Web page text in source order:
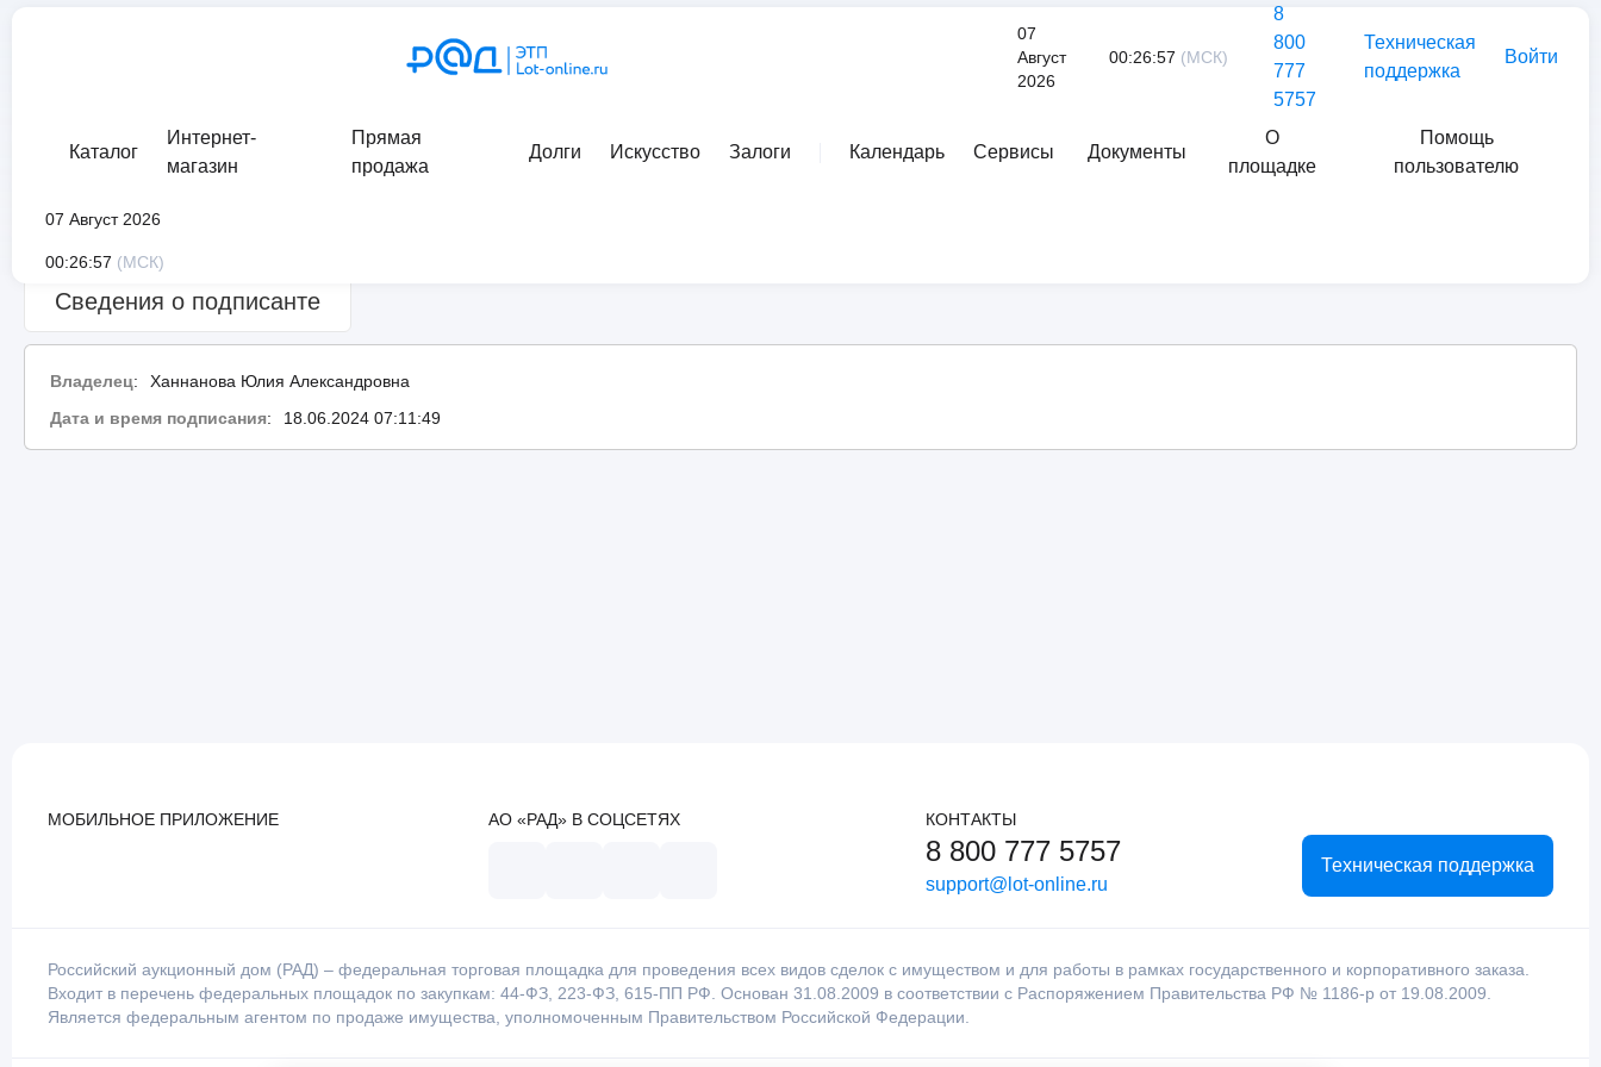
07
Август
2026
00:26:57 (МСК)
8
800
777
5757
Техническая
поддержка
Войти
Каталог
Интернет-
магазин
Прямая
продажа
Долги Искусство Залоги Календарь Сервисы Документы
О
площадке
Помощь
пользователю
07 Август 2026
00:26:57 (МСК)
Сведения о подписанте
Владелец:
Ханнанова Юлия Александровна
Дата и время подписания: 18.06.2024 07:11:49
МОБИЛЬНОЕ ПРИЛОЖЕНИЕ АО «РАД» В СОЦСЕТЯХ КОНТАКТЫ
8 800 777 5757
support@lot-online.ru
Техническая поддержка
Российский аукционный дом (РАД) – федеральная торговая площадка для проведения всех видов сделок с имуществом и для работы в рамках государственного и корпоративного заказа.
Входит в перечень федеральных площадок по закупкам: 44-ФЗ, 223-ФЗ, 615-ПП РФ. Основан 31.08.2009 в соответствии с Распоряжением Правительства РФ № 1186-р от 19.08.2009.
Является федеральным агентом по продаже имущества, уполномоченным Правительством Российской Федерации.